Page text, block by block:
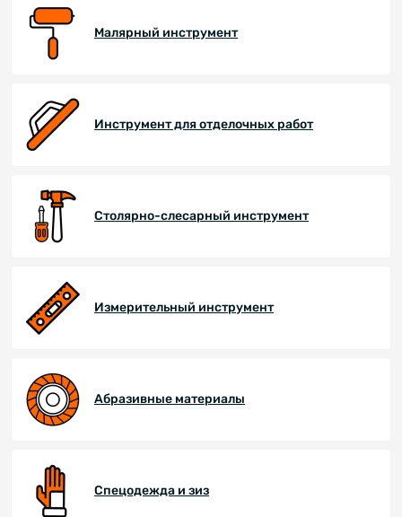
Малярный инструмент
Инструмент для отделочных работ
Столярно-слесарный инструмент
Измерительный инструмент
Абразивные материалы
Спецодежда и зиз